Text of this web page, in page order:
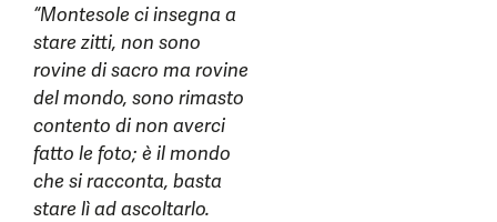
“Montesole ci insegna a
stare zitti, non sono
rovine di sacro ma rovine
del mondo, sono rimasto
contento di non averci
fatto le foto; è il mondo
che si racconta, basta
stare lì ad ascoltarlo.